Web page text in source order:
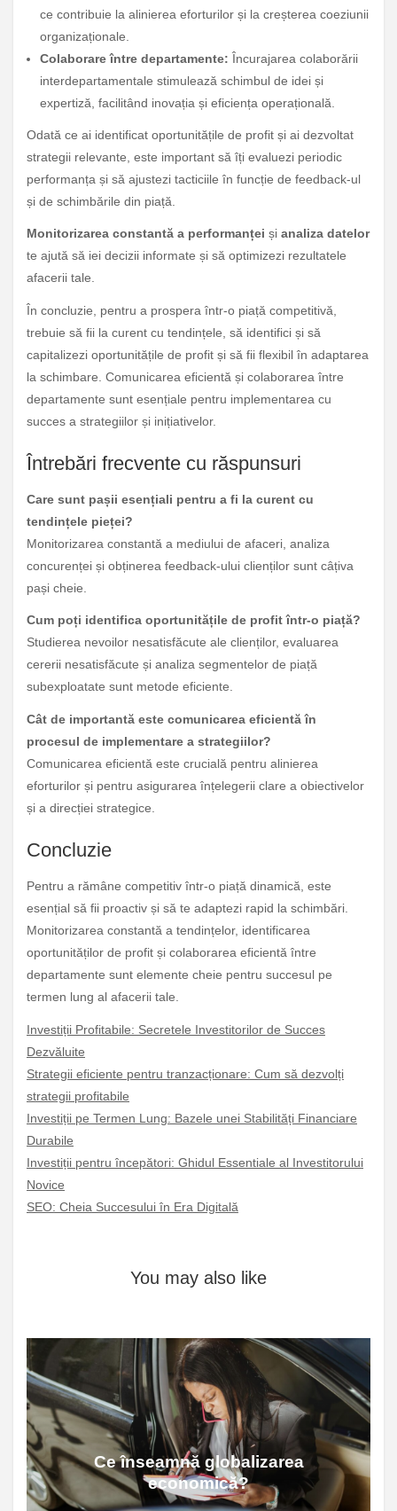
ce contribuie la alinierea eforturilor și la creșterea coeziunii
organizaționale.
Colaborare între departamente: Încurajarea colaborării
interdepartamentale stimulează schimbul de idei și
expertiză, facilitând inovația și eficiența operațională.
Odată ce ai identificat oportunitățile de profit și ai dezvoltat
strategii relevante, este important să îți evaluezi periodic
performanța și să ajustezi tacticiile în funcție de feedback-ul
și de schimbările din piață.
Monitorizarea constantă a performanței și analiza datelor
te ajută să iei decizii informate și să optimizezi rezultatele
afacerii tale.
În concluzie, pentru a prospera într-o piață competitivă,
trebuie să fii la curent cu tendințele, să identifici și să
capitalizezi oportunitățile de profit și să fii flexibil în adaptarea
la schimbare. Comunicarea eficientă și colaborarea între
departamente sunt esențiale pentru implementarea cu
succes a strategiilor și inițiativelor.
Întrebări frecvente cu răspunsuri
Care sunt pașii esențiali pentru a fi la curent cu
tendințele pieței?
Monitorizarea constantă a mediului de afaceri, analiza
concurenței și obținerea feedback-ului clienților sunt câțiva
pași cheie.
Cum poți identifica oportunitățile de profit într-o piață?
Studierea nevoilor nesatisfăcute ale clienților, evaluarea
cererii nesatisfăcute și analiza segmentelor de piață
subexploatate sunt metode eficiente.
Cât de importantă este comunicarea eficientă în
procesul de implementare a strategiilor?
Comunicarea eficientă este crucială pentru alinierea
eforturilor și pentru asigurarea înțelegerii clare a obiectivelor
și a direcției strategice.
Concluzie
Pentru a rămâne competitiv într-o piață dinamică, este
esențial să fii proactiv și să te adaptezi rapid la schimbări.
Monitorizarea constantă a tendințelor, identificarea
oportunităților de profit și colaborarea eficientă între
departamente sunt elemente cheie pentru succesul pe
termen lung al afacerii tale.
Investiții Profitabile: Secretele Investitorilor de Succes
Dezvăluite
Strategii eficiente pentru tranzacționare: Cum să dezvolți
strategii profitabile
Investiții pe Termen Lung: Bazele unei Stabilități Financiare
Durabile
Investiții pentru începători: Ghidul Essentiale al Investitorului
Novice
SEO: Cheia Succesului în Era Digitală
You may also like
Ce înseamnă globalizarea
economică?